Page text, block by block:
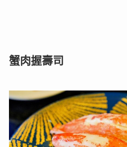
蟹肉握壽司